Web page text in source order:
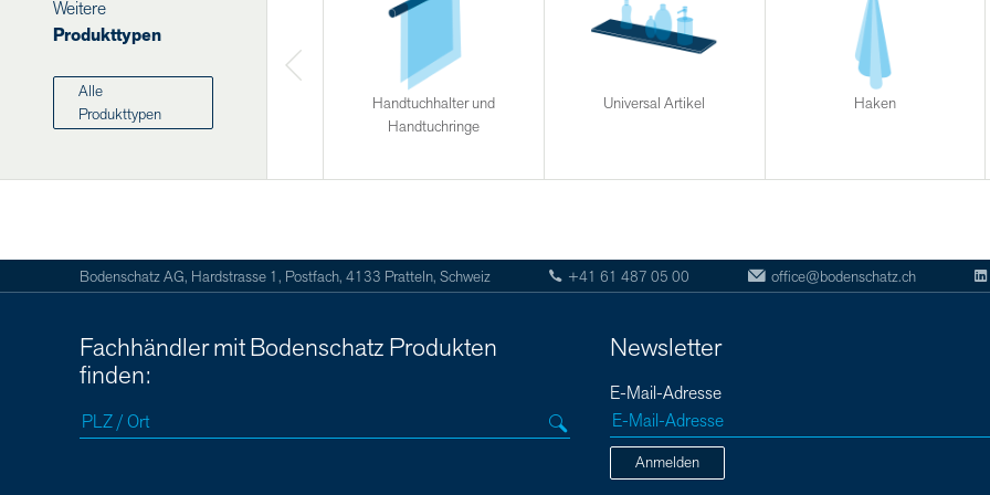
Weitere
Produkttypen
Alle
Produkttypen
Handtuchhalter und
Handtuchringe
Universal Artikel Haken
Bodenschatz AG, Hardstrasse 1, Postfach, 4133 Pratteln, Schweiz +41 61 487 05 00 office@bodenschatz.ch
Fachhändler mit Bodenschatz Produkten
finden:
Newsletter
E-Mail-Adresse
Anmelden